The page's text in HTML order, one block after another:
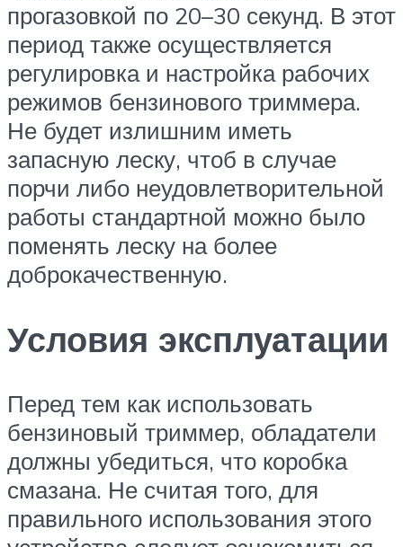
прогазовкой по 20–30 секунд. В этот
период также осуществляется
регулировка и настройка рабочих
режимов бензинового триммера.
Не будет излишним иметь
запасную леску, чтоб в случае
порчи либо неудовлетворительной
работы стандартной можно было
поменять леску на более
доброкачественную.
Условия эксплуатации
Перед тем как использовать
бензиновый триммер, обладатели
должны убедиться, что коробка
смазана. Не считая того, для
правильного использования этого